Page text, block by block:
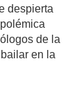
despierta
de la
en la